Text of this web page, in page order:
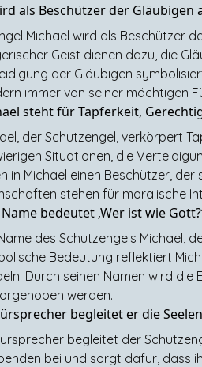
als Beschützer der
Michael wird als Beschützer
Geist dienen dazu, die
der Gläubigen
immer von seiner mächtigen
steht für Tapferkeit,
der Schutzengel, verkörpert
Situationen, die
in Michael einen Beschützer,
stehen für moralische
bedeutet ‚Wer ist wie
des Schutzengels Michael,
Bedeutung reflektiert
Durch seinen Namen wird
werden.
begleitet er die
begleitet der
bei und sorgt dafür, dass